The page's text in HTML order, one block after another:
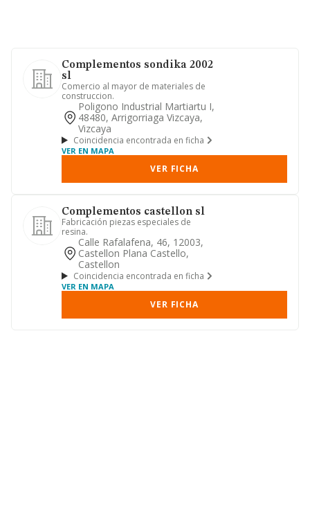
Complementos sondika 2002
sl
Comercio al mayor de materiales de
construccion.
Poligono Industrial Martiartu I,
48480, Arrigorriaga Vizcaya,
Vizcaya
Coincidencia encontrada en ficha
VER EN MAPA
VER FICHA
Complementos castellon sl
Fabricación piezas especiales de
resina.
Calle Rafalafena, 46, 12003,
Castellon Plana Castello,
Castellon
Coincidencia encontrada en ficha
VER EN MAPA
VER FICHA